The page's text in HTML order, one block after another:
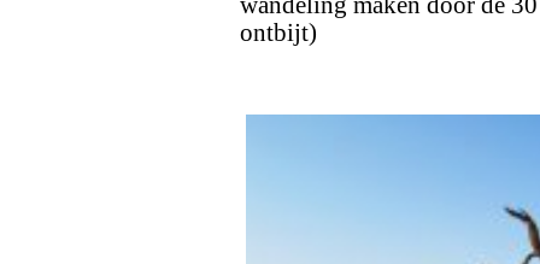
ontbijt)